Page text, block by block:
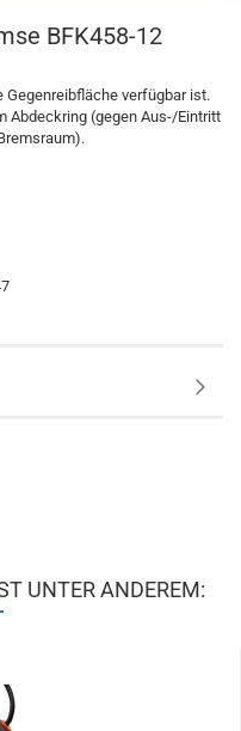
BFK458-12
Gegenreibfläche verfügbar ist.
Abdeckring (gegen Aus-/Eintritt
UNTER ANDEREM: